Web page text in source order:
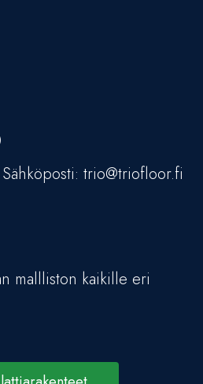
trio@triofloor.fi
mallliston kaikille eri